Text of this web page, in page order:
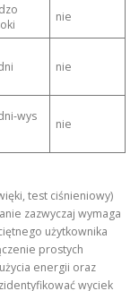
nie
nie
nie
test ciśnieniowy)
zazwyczaj wymaga
użytkownika
prostych
energii oraz
wyciek